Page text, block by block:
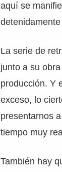
aquí se
La serie de
junto a su
producción. Y
exceso, lo
presentarnos
tiempo muy
También hay